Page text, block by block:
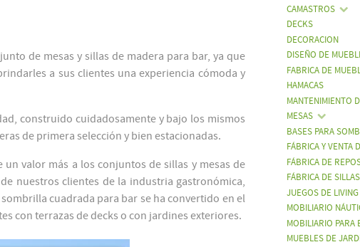
de mesas y sillas de madera para bar, ya que
a sus clientes una experiencia cómoda y
construido cuidadosamente y bajo los mismos
de primera selección y bien estacionadas.
valor más a los conjuntos de sillas y mesas de
nuestros clientes de la industria gastronómica,
cuadrada para bar se ha convertido en el
con terrazas de decks o con jardines exteriores.
CAMASTROS
DECKS
DECORACION
DISEÑO DE
FABRICA DE
HAMACAS
MANTENIMIENTO
MESAS
BASES PARA
FÁBRICA Y VENTA
FÁBRICA DE
FÁBRICA DE SILLAS
JUEGOS DE
MOBILIARIO
MOBILIARIO PARA
MUEBLES DE